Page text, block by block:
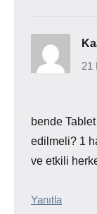
21
bende
edilmeli? 1
ve etkili
Yanıtla